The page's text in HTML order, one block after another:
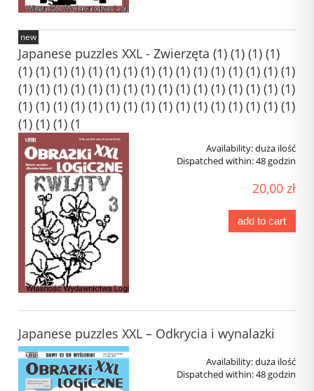
Japanese puzzles XXL - Zwierzęta (1) (1) (1) (1)
(1) (1) (1) (1) (1) (1) (1) (1) (1) (1) (1) (1) (1) (1) (1) (1)
(1) (1) (1) (1) (1) (1) (1) (1) (1) (1) (1) (1) (1) (1) (1) (1)
(1) (1) (1) (1) (1) (1) (1) (1) (1) (1) (1) (1) (1) (1) (1) (1)
(1) (1) (1) (1
Availability:duża ilość
Dispatched within:48 godzin
20,00 zł
add to cart
new
Japanese puzzles XXL – Odkrycia i wynalazki
Availability:duża ilość
Dispatched within:48 godzin